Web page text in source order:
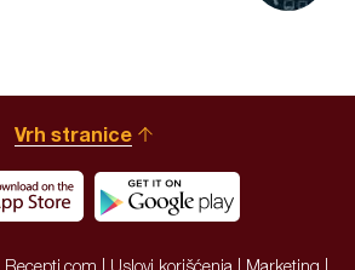
Vrh stranice
| Uslovi korišćenja Marketing